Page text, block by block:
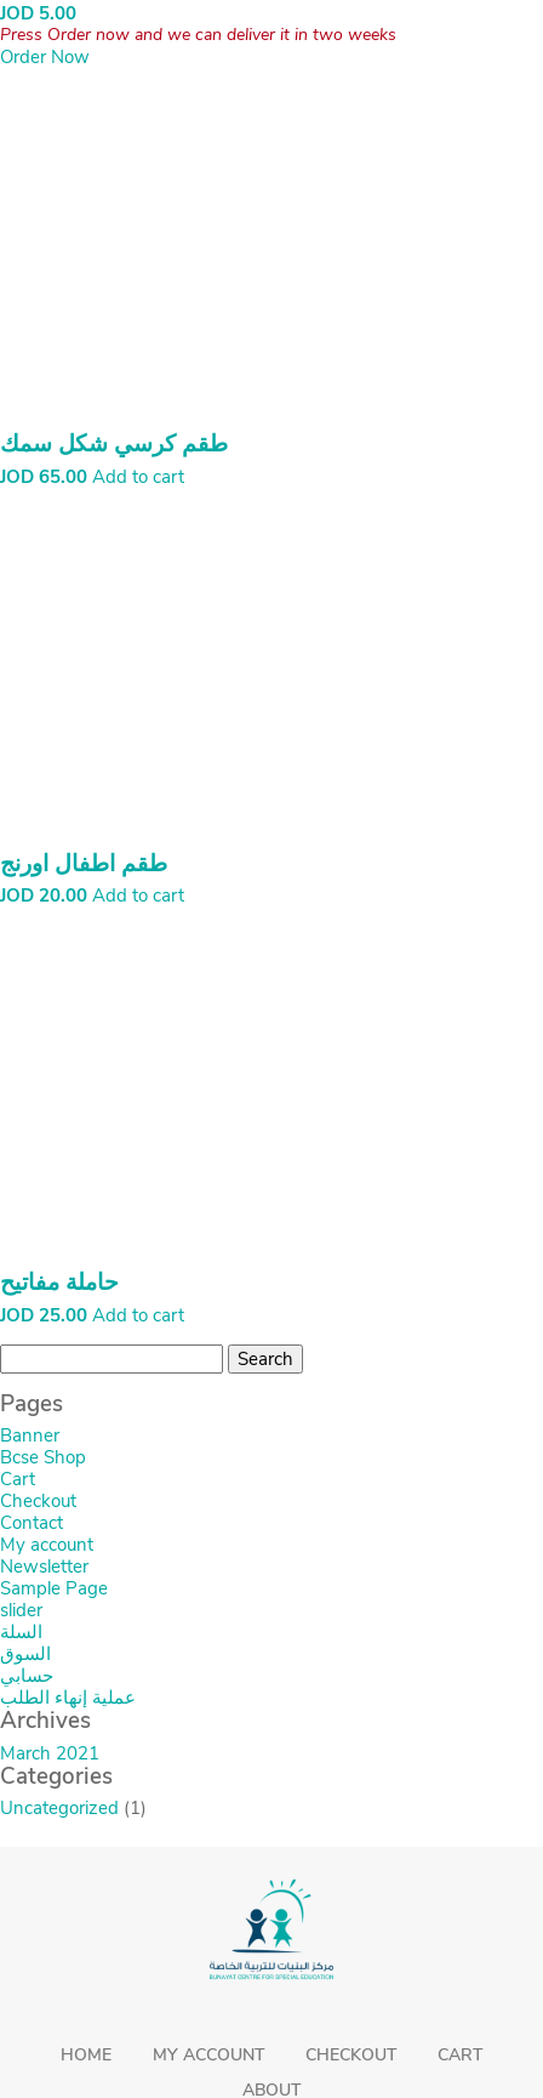
JOD 5.00
Press Order now and we can deliver it in two weeks
Order Now
طقم كرسي شكل سمك
JOD 65.00 Add to cart
طقم اطفال اورنج
JOD 20.00 Add to cart
حاملة مفاتيح
JOD 25.00 Add to cart
Search
for:
Pages
Banner
Bcse Shop
Cart
Checkout
Contact
My account
Newsletter
Sample Page
slider
السلة
السوق
حسابي
عملية إنهاء الطلب
Archives
March 2021
Categories
Uncategorized (1)
HOME MY ACCOUNT CHECKOUT
CART
ABOUT